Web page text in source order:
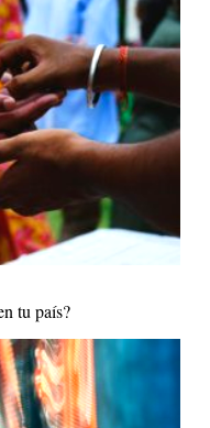
tu país?